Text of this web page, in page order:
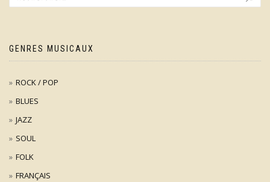
GENRES MUSICAUX
ROCK / POP
BLUES
JAZZ
SOUL
FOLK
FRANÇAIS